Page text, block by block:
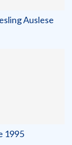
Auslese
1995